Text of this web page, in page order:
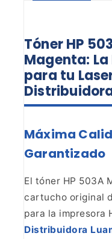
Tóner HP
Magenta:
para tu
Máxima
Garantizado
El tóner HP 503A
cartucho original
para la impresora
Distribuidora